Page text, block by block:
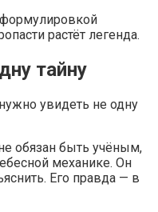
растёт легенда.
тайну
увидеть не одну
обязан быть учёным,
механике. Он
Его правда — в